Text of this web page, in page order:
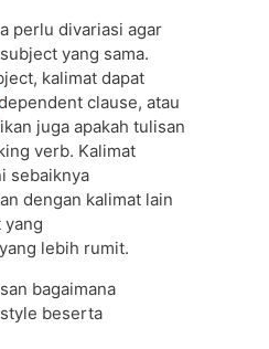
perlu divariasi agar
yang sama.
kalimat dapat
clause, atau
juga apakah tulisan
verb. Kalimat
sebaiknya
dengan kalimat lain
yang
lebih rumit.
bagaimana
beserta